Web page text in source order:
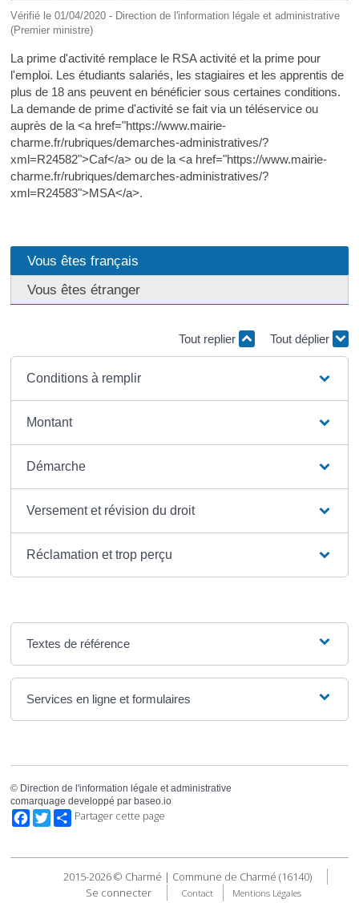
Vérifié le 01/04/2020 - Direction de l'information légale et administrative
(Premier ministre)
La prime d'activité remplace le RSA activité et la prime pour
l'emploi. Les étudiants salariés, les stagiaires et les apprentis de
plus de 18 ans peuvent en bénéficier sous certaines conditions.
La demande de prime d'activité se fait via un téléservice ou
auprès de la <a href="https://www.mairie-
charme.fr/rubriques/demarches-administratives/?
xml=R24582">Caf</a> ou de la <a href="https://www.mairie-
charme.fr/rubriques/demarches-administratives/?
xml=R24583">MSA</a>.
Vous êtes français
Vous êtes étranger
Tout replier Tout déplier
Conditions à remplir
Montant
Démarche
Versement et révision du droit
Réclamation et trop perçu
Textes de référence
Services en ligne et formulaires
© Direction de l'information légale et administrative
comarquage developpé par baseo.io
Facebook
TwitterPartager cette page
2015-2026 © Charmé | Commune de Charmé (16140)
Se connecter
Contact Mentions Légales